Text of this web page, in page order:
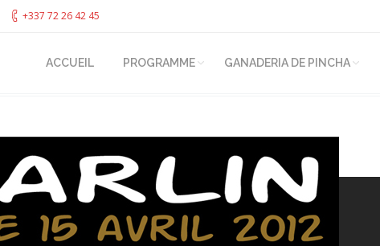
+337 72 26 42 45
ACCUEIL PROGRAMME GANADERIA DE PINCHA